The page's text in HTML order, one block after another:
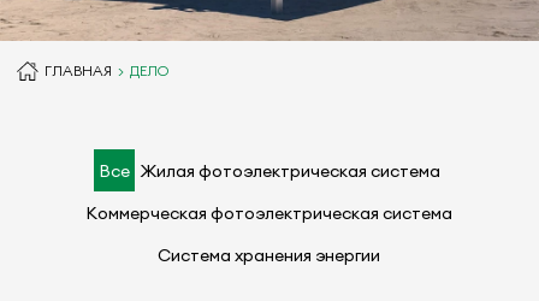
ГЛАВНАЯ ДЕЛО
Все Жилая фотоэлектрическая система
Коммерческая фотоэлектрическая система
Система хранения энергии